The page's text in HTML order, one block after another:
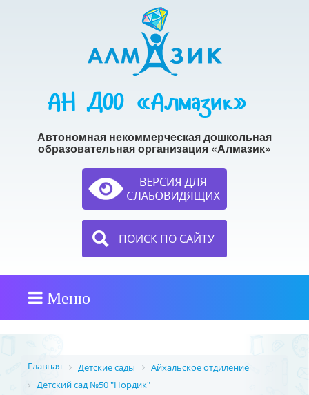
АН ДОО «Алмазик»
Автономная некоммерческая дошкольная
образовательная организация «Алмазик»
ПОИСК ПО САЙТУ
Меню
Главная Детские сады
Айхальское отдиление
Детский сад №50 "Нордик"